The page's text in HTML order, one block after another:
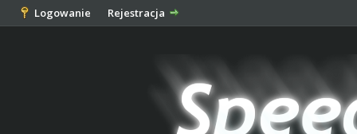
Logowanie Rejestracja